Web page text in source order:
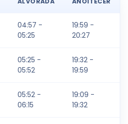
04:57 -
05:25
19:59 -
20:27
05:25 -
05:52
19:32 -
19:59
05:52 -
06:15
19:09 -
19:32